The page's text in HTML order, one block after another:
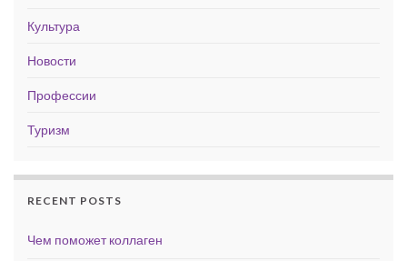
Культура
Новости
Профессии
Туризм
RECENT POSTS
Чем поможет коллаген